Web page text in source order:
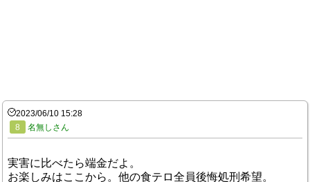
2023/06/10 15:28
8
名無しさん
実害に比べたら端金だよ。
お楽しみはここから。他の食テロ全員後悔処刑希望。